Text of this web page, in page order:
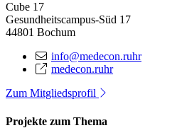
Cube 17
Gesundheitscampus-Süd 17
44801 Bochum
info@medecon.ruhr
medecon.ruhr
Zum Mitgliedsprofil
Projekte zum Thema